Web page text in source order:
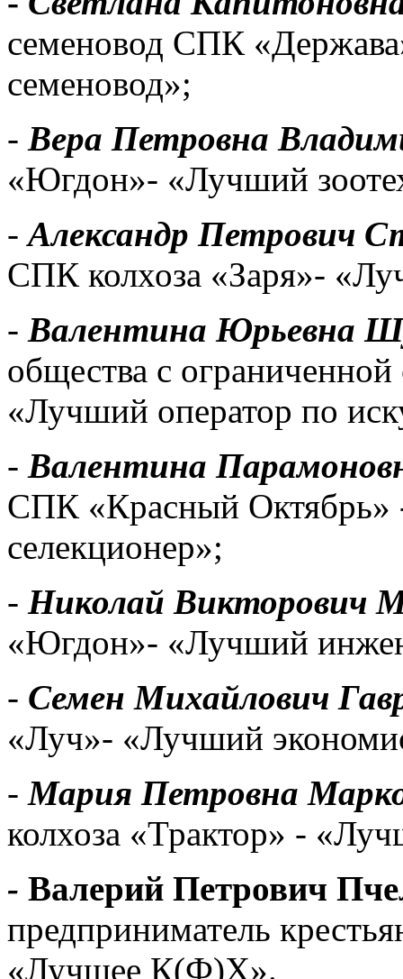
семеновод СПК
семеновод»;
- Вера Петровна
«Югдон»- «Лучший
- Александр Петрович
СПК колхоза «Заря»-
- Валентина Юрьевна
общества с
«Лучший оператор по
- Валентина
СПК «Красный Октябрь»
селекционер»;
- Николай Викторович
«Югдон»- «Лучший
- Семен Михайлович
«Луч»- «Лучший
- Мария Петровна
колхоза «Трактор» -
- Валерий Петрович
предприниматель
«Лучшее К(Ф)Х».